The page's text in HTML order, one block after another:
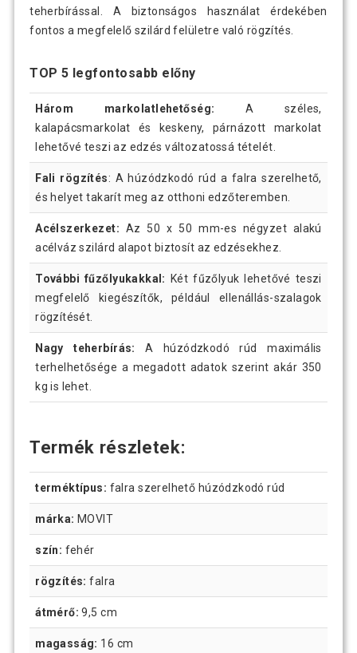
teherbírással. A biztonságos használat érdekében
fontos a megfelelő szilárd felületre való rögzítés.
TOP 5 legfontosabb előny
Három markolatlehetőség: A széles,
kalapácsmarkolat és keskeny, párnázott markolat
lehetővé teszi az edzés változatossá tételét.
Fali rögzítés: A húzódzkodó rúd a falra szerelhető,
és helyet takarít meg az otthoni edzőteremben.
Acélszerkezet: Az 50 x 50 mm-es négyzet alakú
acélváz szilárd alapot biztosít az edzésekhez.
További fűzőlyukakkal:
Két fűzőlyuk lehetővé teszi
megfelelő kiegészítők, például ellenállás-szalagok
rögzítését.
Nagy teherbírás:
A húzódzkodó rúd maximális
terhelhetősége a megadott adatok szerint akár 350
kg is lehet.
Termék részletek:
terméktípus: falra szerelhető húzódzkodó rúd
márka: MOVIT
szín: fehér
rögzítés: falra
átmérő: 9,5 cm
magasság: 16 cm